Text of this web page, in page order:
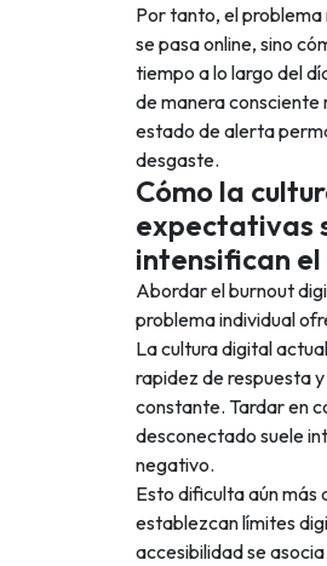
Por tanto, el
se pasa online, sino
tiempo a lo largo del
de manera consciente
estado de alerta
desgaste.
Cómo la
expectativas
intensifican
Abordar el burnout
problema individual
La cultura digital
rapidez de respuesta
constante. Tardar en
desconectado suele
negativo.
Esto dificulta aún más
establezcan límites
accesibilidad se